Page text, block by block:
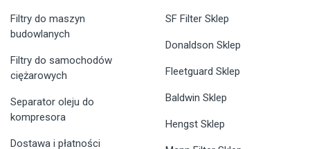
Filtry do maszyn
budowlanych
Filtry do samochodów
ciężarowych
Separator oleju do
kompresora
Dostawa i płatności
SF Filter Sklep
Donaldson Sklep
Fleetguard Sklep
Baldwin Sklep
Hengst Sklep